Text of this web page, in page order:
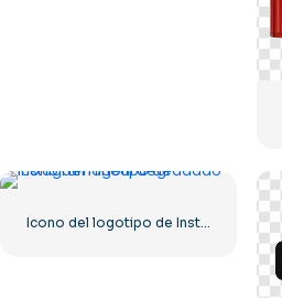
Icono del logotipo de Instagram lineal degradado